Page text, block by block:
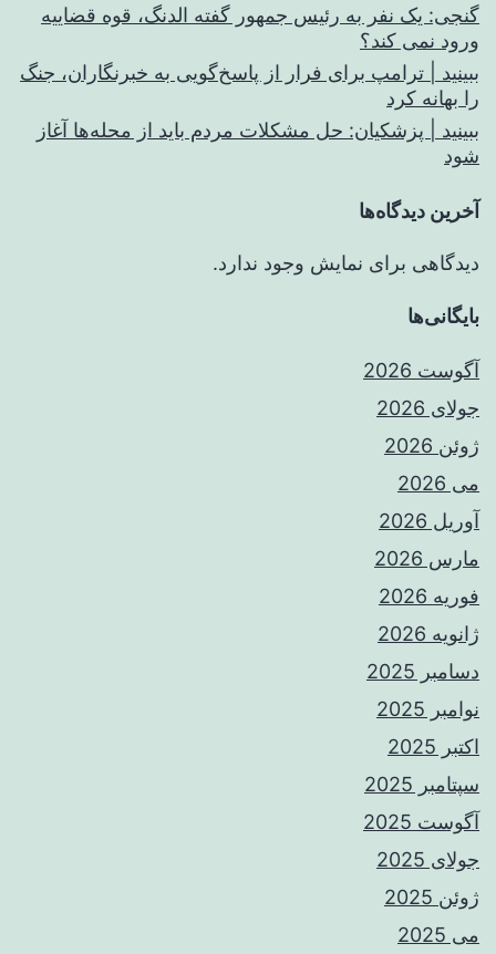
گنجی: یک نفر به رئیس جمهور گفته الدنگ، قوه قضاییه
ورود نمی کند؟
ببینید | ترامپ برای فرار از پاسخ‌گویی به خبرنگاران، جنگ
را بهانه کرد
ببینید | پزشکیان: حل مشکلات مردم باید از محله‌ها آغاز
شود
آخرین دیدگاه‌ها
دیدگاهی برای نمایش وجود ندارد.
بایگانی‌ها
آگوست 2026
جولای 2026
ژوئن 2026
می 2026
آوریل 2026
مارس 2026
فوریه 2026
ژانویه 2026
دسامبر 2025
نوامبر 2025
اکتبر 2025
سپتامبر 2025
آگوست 2025
جولای 2025
ژوئن 2025
می 2025